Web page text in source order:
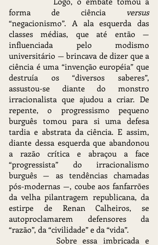
forma de ciência
versus
“negacionismo”. A ala esquerda das
classes médias, que até então —
influenciada pelo modismo
universitário — brincava de dizer que a
ciência é uma “invenção européia” que
destruía os “diversos saberes”,
assustou-se diante do monstro
irracionalista que ajudou a criar. De
repente, o progressismo pequeno
burguês tomou para si uma defesa
tardia e abstrata da ciência. E assim,
diante dessa esquerda que abandonou
a razão crítica e abraçou a face
“progressista” do irracionalismo
burguês — as tendências chamadas
pós-modernas —, coube aos fanfarrões
da velha pilantragem republicana, da
estirpe de Renan Calheiros, se
autoproclamarem defensores da
“razão”, da “civilidade” e da “vida”.